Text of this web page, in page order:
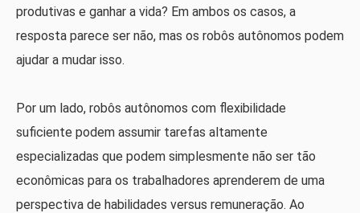
produtivas e ganhar a vida? Em ambos os casos, a
resposta parece ser não, mas os robôs autônomos podem
ajudar a mudar isso.
Por um lado, robôs autônomos com flexibilidade
suficiente podem assumir tarefas altamente
especializadas que podem simplesmente não ser tão
econômicas para os trabalhadores aprenderem de uma
perspectiva de habilidades versus remuneração. Ao